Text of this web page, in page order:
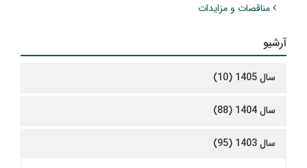
مناقصات و مزایدات
آرشیو
سال 1405 (10)
سال 1404 (88)
سال 1403 (95)